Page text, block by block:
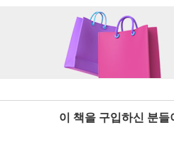
이 책을 구입하신 분